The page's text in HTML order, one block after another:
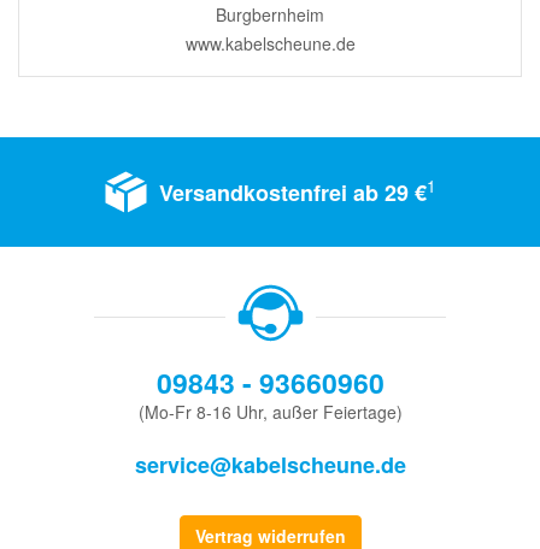
Burgbernheim
www.kabelscheune.de
Versandkostenfrei ab 29 €1
09843 - 93660960
(Mo-Fr 8-16 Uhr, außer Feiertage)
service@kabelscheune.de
Vertrag widerrufen